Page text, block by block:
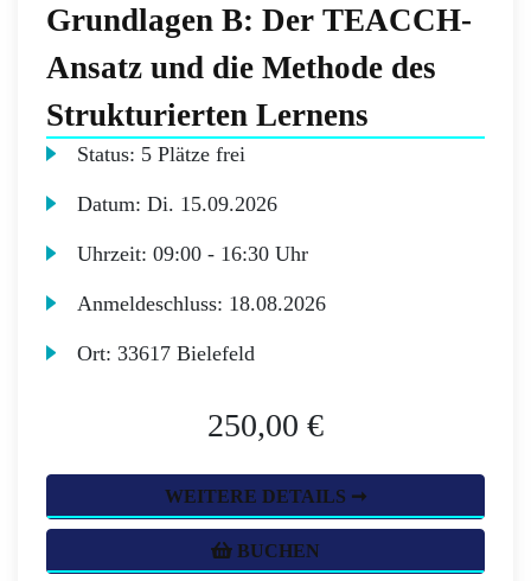
Grundlagen B: Der TEACCH-
Ansatz und die Methode des
Strukturierten Lernens
Status: 5 Plätze frei
Datum:Di. 15.09.2026
Uhrzeit:09:00 - 16:30 Uhr
Anmeldeschluss: 18.08.2026
Ort:33617 Bielefeld
250,00 €
WEITERE DETAILS ➞
BUCHEN